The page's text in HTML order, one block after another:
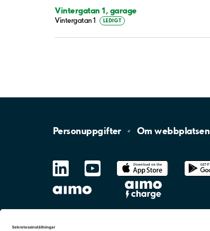
Vintergatan 1, garage
Vintergatan 1 LEDIGT
Personuppgifter Omwebbplatsen